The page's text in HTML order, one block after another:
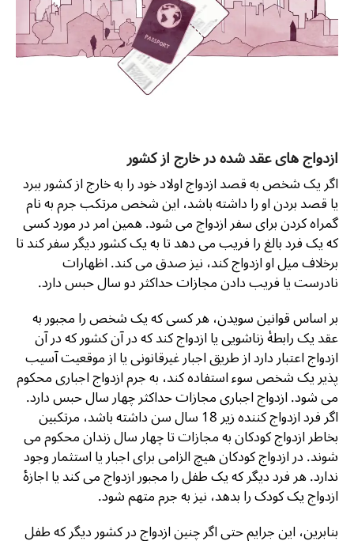
ازدواج های عقد شده در خارج از کشور
اگر یک شخص به قصد ازدواج اولاد خود را به خارج از کشور ببرد
یا قصد بردن او را داشته باشد، این شخص مرتکب جرم به نام
گمراه کردن برای سفر ازدواج می شود. همین امر در مورد کسی
که یک فرد بالغ را فریب می دهد تا به یک کشور دیگر سفر کند تا
برخلاف میل او ازدواج کند، نیز صدق می کند. اظهارات
نادرست یا فریب دادن مجازات حداکثر دو سال حبس دارد.
بر اساس قوانین سویدن، هر کسی که یک شخص را مجبور به
عقد یک رابطۀ زناشویی یا ازدواج کند که در آن کشور که در آن
ازدواج اعتبار دارد از طریق اجبار غیرقانونی یا از موقعیت آسیب
پذیر یک شخص سوء استفاده کند، به جرم ازدواج اجباری محکوم
می شود. ازدواج اجباری مجازات حداکثر چهار سال حبس دارد.
اگر فرد ازدواج کننده زیر 18 سال سن داشته باشد، مرتکبین
بخاطر ازدواج کودکان به مجازات تا چهار سال زندان محکوم می
شوند. در ازدواج کودکان هیچ الزامی برای اجبار یا استثمار وجود
ندارد. هر فرد دیگر که یک طفل را مجبور ازدواج می کند یا اجازۀ
ازدواج یک کودک را بدهد، نیز به جرم متهم شود.
بنابرین، این جرایم حتی اگر چنین ازدواج در کشور دیگر که طفل